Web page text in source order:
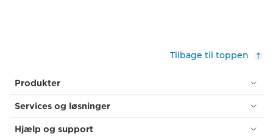
Tilbage til toppen
Produkter
Services og løsninger
Hjælp og support